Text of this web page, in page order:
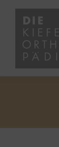
springen